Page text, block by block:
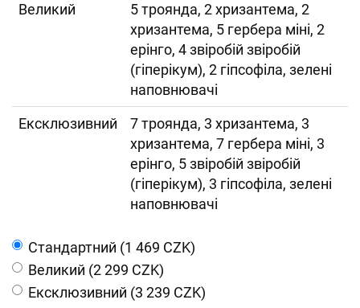
Великий
5 троянда, 2 хризантема, 2
хризантема, 5 гербера міні, 2
ерінго, 4 звіробій звіробій
(гіперікум), 2 гіпсофіла, зелені
наповнювачі
Ексклюзивний
7 троянда, 3 хризантема, 3
хризантема, 7 гербера міні, 3
ерінго, 5 звіробій звіробій
(гіперікум), 3 гіпсофіла, зелені
наповнювачі
Cтандартний (1 469 CZK)
Великий (2 299 CZK)
Ексклюзивний (3 239 CZK)